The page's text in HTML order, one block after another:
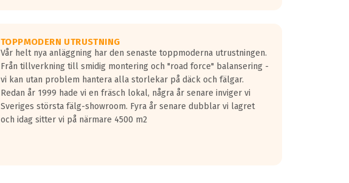
TOPPMODERN UTRUSTNING
Vår helt nya anläggning har den senaste toppmoderna utrustningen.
Från tillverkning till smidig montering och "road force" balansering -
vi kan utan problem hantera alla storlekar på däck och fälgar.
Redan år 1999 hade vi en fräsch lokal, några år senare inviger vi
Sveriges största fälg-showroom. Fyra år senare dubblar vi lagret
och idag sitter vi på närmare 4500 m2